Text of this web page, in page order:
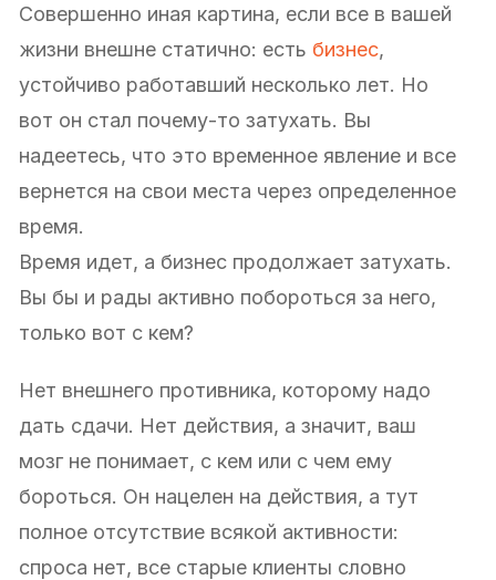
Совершенно иная картина, если все в вашей
жизни внешне статично: есть бизнес,
устойчиво работавший несколько лет. Но
вот он стал почему-то затухать. Вы
надеетесь, что это временное явление и все
вернется на свои места через определенное
время.
Время идет, а бизнес продолжает затухать.
Вы бы и рады активно побороться за него,
только вот с кем?
Нет внешнего противника, которому надо
дать сдачи. Нет действия, а значит, ваш
мозг не понимает, с кем или с чем ему
бороться. Он нацелен на действия, а тут
полное отсутствие всякой активности:
спроса нет, все старые клиенты словно